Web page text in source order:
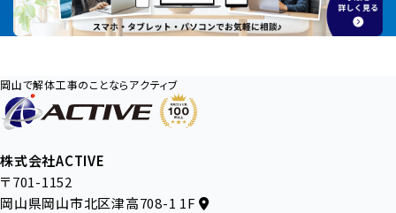
岡山で解体工事のことならアクティブ
株式会社ACTIVE
〒701-1152
岡山県岡山市北区津高708-1 1F